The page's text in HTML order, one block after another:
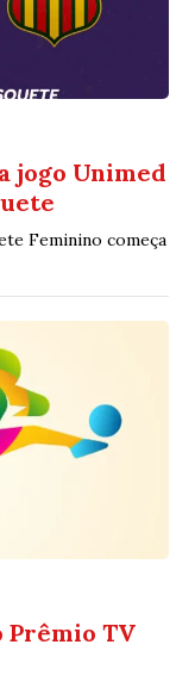
jogo Unimed
Feminino começa
Prêmio TV